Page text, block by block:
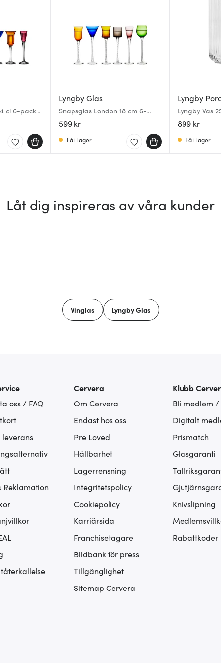
cl 6-pack
Lyngby Glas
Snapsglas London 18 cm 6-
pack Flerfärgad
599 kr
Få i lager
Lyngby
Lyngby Vas
899 kr
Få i lager
Låt dig inspireras av våra kunder
Vinglas Lyngby Glas
oss / FAQ
leverans
Reklamation
Cervera
Om Cervera
Endast hos oss
Pre Loved
Hållbarhet
Lagerrensning
Integritetspolicy
Cookiepolicy
Karriärsida
Franchisetagare
Bildbank för press
Tillgänglighet
Sitemap Cervera
Klubb
Bli medlem /
Digitalt
Prismatch
Glasgaranti
Knivslipning
Rabattkoder